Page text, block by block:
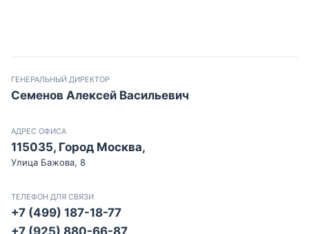
ГЕНЕРАЛЬНЫЙ ДИРЕКТОР
Семенов Алексей Васильевич
АДРЕС ОФИСА
115035, Город Москва,
Улица Бажова, 8
ТЕЛЕФОН ДЛЯ СВЯЗИ
+7 (499) 187-18-77
+7 (925) 880-66-87